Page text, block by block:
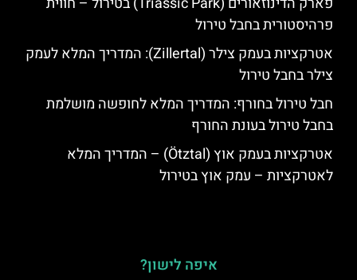
פרהיסטורית בחבל טירול
אטרקציות בעמק צילר (Zillertal): המדריך המלא לעמק
צילר בחבל טירול
חבל טירול בחורף: המדריך המלא לחופשה מושלמת
בחבל טירול בעונת החורף
אטרקציות בעמק אוץ (Ötztal) – המדריך המלא
לאטרקציות – עמק אוץ בטירול
איפה לישון?